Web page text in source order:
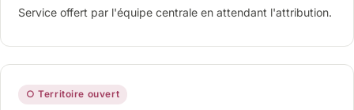
Service offert par l'équipe centrale en attendant l'attribution.
○ Territoire ouvert